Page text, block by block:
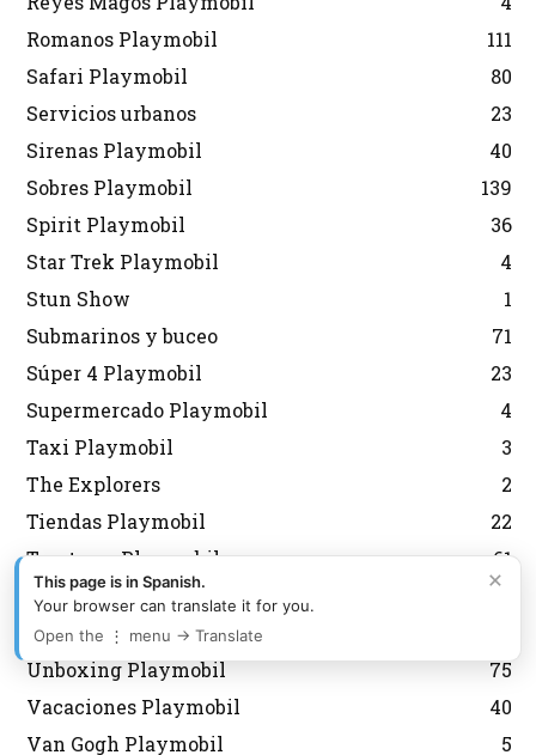
Romanos Playmobil
111
Safari Playmobil
80
Servicios urbanos
23
Sirenas Playmobil
40
Sobres Playmobil
139
Spirit Playmobil
36
Star Trek Playmobil
4
Stun Show
1
Submarinos y buceo
71
Súper 4 Playmobil
23
Supermercado Playmobil
4
Taxi Playmobil
3
The Explorers
2
Tiendas Playmobil
22
Tractores Playmobil
61
Trenes Playmobil
127
Trols Playmobil
Unboxing Playmobil
75
Vacaciones Playmobil
40
Van Gogh Playmobil
5
×
This page is in Spanish.
Your browser can translate it for you.
Open the ⋮ menu → Translate